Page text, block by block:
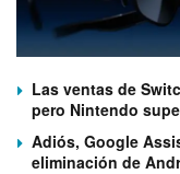
Las ventas de
pero Nintendo
Adiós, Google
eliminación de